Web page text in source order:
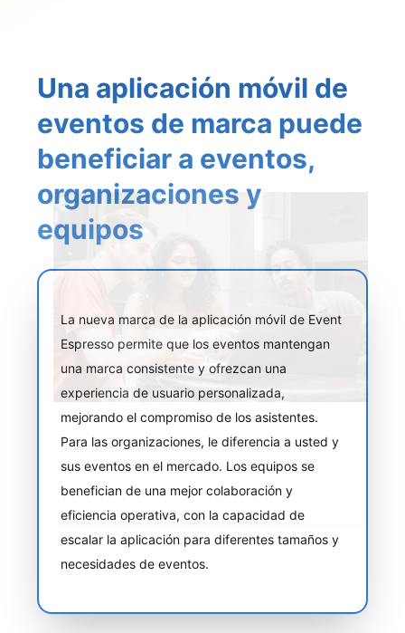
Una aplicación móvil de
eventos de marca puede
beneficiar a eventos,
organizaciones y
equipos
La nueva marca de la aplicación móvil de Event
Espresso permite que los eventos mantengan
una marca consistente y ofrezcan una
experiencia de usuario personalizada,
mejorando el compromiso de los asistentes.
Para las organizaciones, le diferencia a usted y
sus eventos en el mercado. Los equipos se
benefician de una mejor colaboración y
eficiencia operativa, con la capacidad de
escalar la aplicación para diferentes tamaños y
necesidades de eventos.